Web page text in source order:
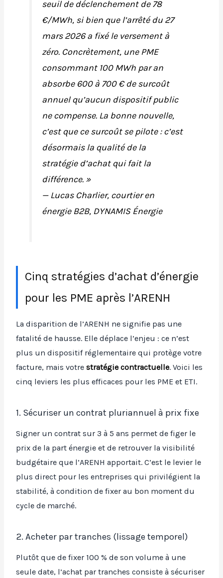
seuil de déclenchement de 78
€/MWh, si bien que l’arrêté du 27
mars 2026 a fixé le versement à
zéro. Concrètement, une PME
consommant 100 MWh par an
absorbe 600 à 700 € de surcoût
annuel qu’aucun dispositif public
ne compense. La bonne nouvelle,
c’est que ce surcoût se pilote : c’est
désormais la qualité de la
stratégie d’achat qui fait la
différence. »
— Lucas Charlier, courtier en
énergie B2B, DYNAMIS Énergie
Cinq stratégies d’achat d’énergie
pour les PME après l’ARENH
La disparition de l’ARENH ne signifie pas une
fatalité de hausse. Elle déplace l’enjeu : ce n’est
plus un dispositif réglementaire qui protège votre
facture, mais votrestratégie contractuelle. Voici les
cinq leviers les plus efficaces pour les PME et ETI.
1. Sécuriser un contrat pluriannuel à prix fixe
Signer un contrat sur 3 à 5 ans permet de figer le
prix de la part énergie et de retrouver la visibilité
budgétaire que l’ARENH apportait. C’est le levier le
plus direct pour les entreprises qui privilégient la
stabilité, à condition de fixer au bon moment du
cycle de marché.
2. Acheter par tranches (lissage temporel)
Plutôt que de fixer 100 % de son volume à une
seule date, l’achat par tranches consiste à sécuriser